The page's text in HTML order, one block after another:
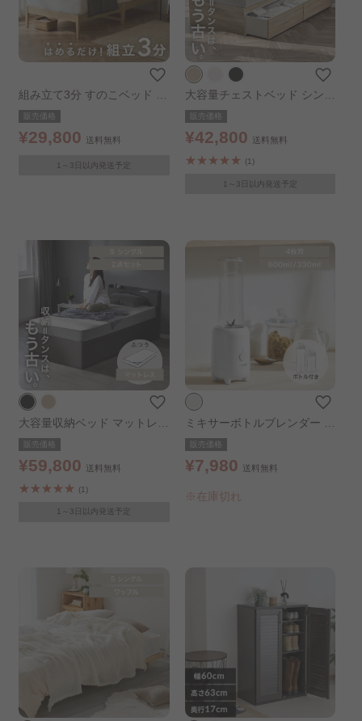
組み立て3分 すのこベッド デ
ザイン宮棚付き シングル ナ
チュラル
販売価格
¥29,800 送料無料
1～3日以内発送予定
大容量チェストベッド シング
ル ライトナチュラル
販売価格
¥42,800 送料無料
(1)
1～3日以内発送予定
大容量収納ベッド マットレス
セット シングル マットレ
ス：ふつう ブラック
販売価格
¥59,800 送料無料
(1)
1～3日以内発送予定
ミキサーボトルブレンダー ホ
ワイト
販売価格
¥7,980 送料無料
※在庫切れ